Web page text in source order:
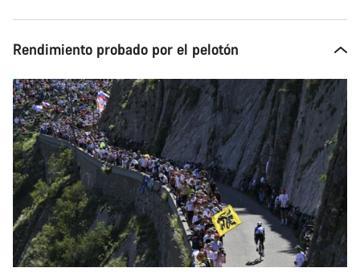
Rendimiento probado por el pelotón